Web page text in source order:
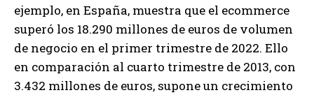
ejemplo, en España, muestra que el ecommerce
superó los 18.290 millones de euros de volumen
de negocio en el primer trimestre de 2022. Ello
en comparación al cuarto trimestre de 2013, con
3.432 millones de euros, supone un crecimiento